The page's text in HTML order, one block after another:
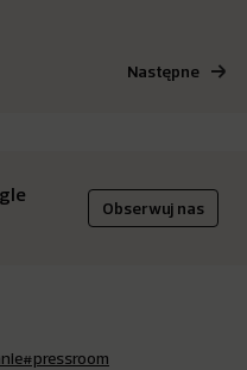
Następne
Obserwuj nas
#pressroom